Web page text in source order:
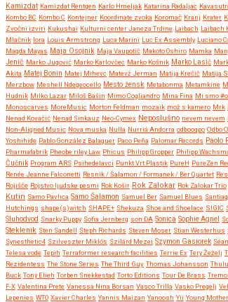
Kamizdat Kamizdat Rentgen Karlo Hmeljak Katarina Radaljac
Kombo BC Kombo C Kontejner Koordinate zvoka Koromač Kranj Krater
Zvočni izviri Kukushai Kulturni center Janeza Trdine Laibach Laibach
Mlačnik lora Louis Armstrong Luca Marini Luc Ex Assembly Luciano
Magda Mayas Maja Osojnik Maja Vaupotič Makoto Oshiro Mamka
Jenič Marko Jugović Marko Karlovčec Marko Košnik Marko Lasič
Akita Matej Bonin Matej Mihevc Matevž Jerman Matija Krečič Matija
Merzbow Meshell Ndegeocello Mesto žensk Metabonma Metamkine
Hudnik Milko Lazar Miloš Bašin Mimo Cogliandro Mina Fina Mi smo
Monoscarves MoreMusic Morton Feldman mozaik mož s kamero Mrk
Nenad Kovačić Nenad Sinkauz Neo-Cymex Neposlušno nevem nevem
Non-Aligned Music Nova muska Nulla Nurriá Andorra odbooqpo Odbo
Yoshihide Pablo González Balaguer Paco Peña Palomar Records Paolo
Pharmafabrik Pheobe riley Law Phicus Philipp Gropper Philipp
Čučnik Program ARS Psihedelavci Punkt.Vrt.Plastik PureH PureZen
Renée Jeanne Falconetti Resnik / Šalamon / Formanek / Ber Quartet
Rojišče Rojstvo ljudske pesmi Rok Košir Rok Zalokar Rok Zalokar Trio
Kutin Samo Pavlica Samo Šalamon Samuel Ber Samuel Blues
Hutchings shape(s)witch SHAPE+ Shekuza Shoe and Shoelace SIGIC
Sluhodvod Snarky Puppy Sofia Jernberg son:DA Sonica Sophie Agnel
Steklenik Sten Sandell Steph Richards Steven Moser Stian Westerhus
Synesthetic4 Szilveszter Miklós Szilárd Mezei Szymon Gasiorek
Telesa vode Tepih Terraformer research facilities Terrie Ex Tery Žeželj
Rezidentess The Stone Series The Third Guy Thomas Johansson
Buck Tony Elieh Torben Snekkestad Torto Editions Tour De Brass
F-X Valentina Prete Vanessa Nina Borsan Vasco Trilla Vasko Pregelj
Lepenies WTO Xavier Charles Yannis Maizan Yanoosh Yii Young